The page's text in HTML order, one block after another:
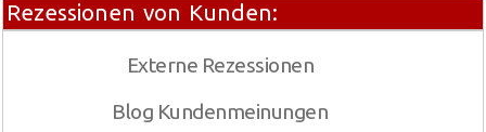
Rezessionen von Kunden:
Externe Rezessionen
Blog Kundenmeinungen